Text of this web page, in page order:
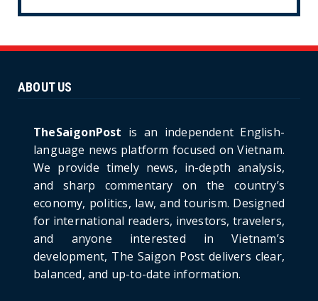
CULTURE
Ninh Bride Re-enacts...
Project: An Analysi...
June 21, 2026
HOTNEWS
Detailed Analysis of the Cooling-off Period
Law in Timeshare...
June 21, 2026
HOTNEWS
Prime Minister Lê Minh Hưng’s Visit to
Russia: A New Step Fo...
ABOUT US
TheSaigonPost is an independent English-
language news platform focused on Vietnam.
We provide timely news, in-depth analysis,
and sharp commentary on the country’s
economy, politics, law, and tourism. Designed
for international readers, investors, travelers,
and anyone interested in Vietnam’s
development, The Saigon Post delivers clear,
balanced, and up-to-date information.